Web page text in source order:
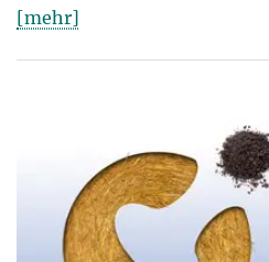
[mehr]